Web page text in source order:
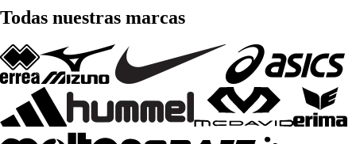
Todas nuestras marcas